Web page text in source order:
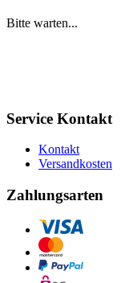
Bitte warten...
Service Kontakt
Kontakt
Versandkosten
Zahlungsarten